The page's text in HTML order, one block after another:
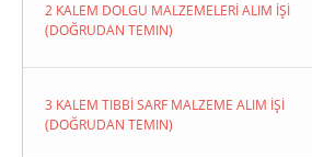
2 KALEM DOLGU MALZEMELERİ ALIM İŞİ
(DOĞRUDAN TEMIN)
3 KALEM TIBBİ SARF MALZEME ALIM İŞİ
(DOĞRUDAN TEMIN)